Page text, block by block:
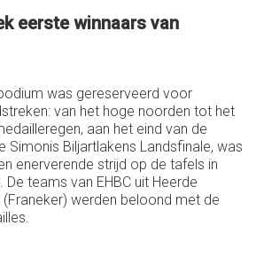
eerste winnaars van
was gereserveerd voor
van het hoge noorden tot het
aan het eind van de
Simonis Biljartlakens Landsfinale, was
enerverende strijd op de tafels in
teams van EHBC uit Heerde
werden beloond met de